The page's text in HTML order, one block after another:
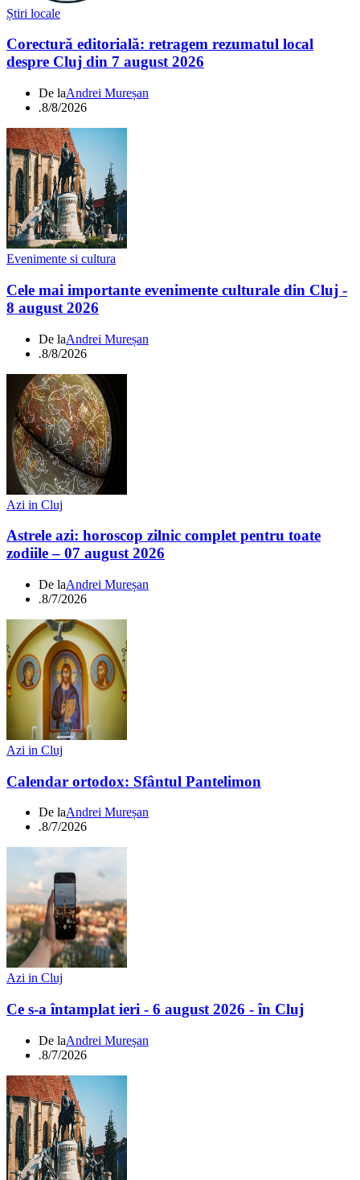
Știri locale
Corectură editorială: retragem rezumatul local
despre Cluj din 7 august 2026
De laAndrei Mureșan
.8/8/2026
Evenimente si cultura
Cele mai importante evenimente culturale din Cluj -
8 august 2026
De laAndrei Mureșan
.8/8/2026
Azi in Cluj
Astrele azi: horoscop zilnic complet pentru toate
zodiile – 07 august 2026
De laAndrei Mureșan
.8/7/2026
Azi in Cluj
Calendar ortodox: Sfântul Pantelimon
De laAndrei Mureșan
.8/7/2026
Azi in Cluj
Ce s-a întamplat ieri - 6 august 2026 - în Cluj
De laAndrei Mureșan
.8/7/2026